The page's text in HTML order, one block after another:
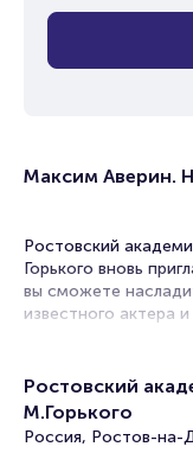
Максим Аверин.
Ростовский
Горького вновь
вы сможете
известного актера
фильмах и сериалах.
Представляем
названием «Научи
Ростовский
М.Горького
Россия, Ростов-на-